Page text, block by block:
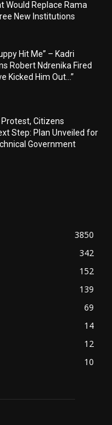
Would Replace Rama
New Institutions
Hit Me” – Kadri
Robert Ndrenika Fired
Kicked Him Out…”
Citizens
Step: Plan Unveiled for
Government
3850
342
152
139
69
14
12
10